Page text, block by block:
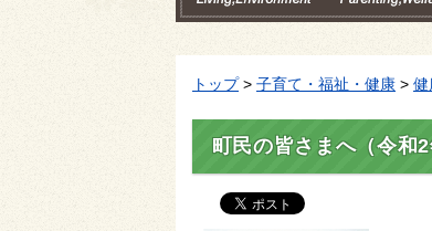
トップ> 子育て・福祉・健康 > 健
町民の皆さまへ（令和2